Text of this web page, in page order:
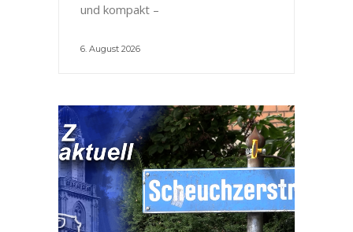
und kompakt –
6. August 2026